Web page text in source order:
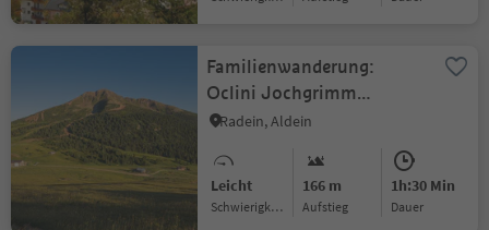
Familienwanderung:
Oclini Jochgrimm
Rundwanderung
Radein, Aldein
Leicht
Schwierigkeitsgrad
166 m
Aufstieg
1h:30 Min
Dauer